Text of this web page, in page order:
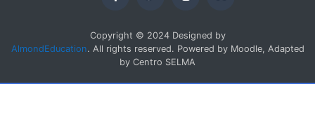
Copyright © 2024 Designed by
AlmondEducation. All rights reserved. Powered by Moodle, Adapted
by Centro SELMA